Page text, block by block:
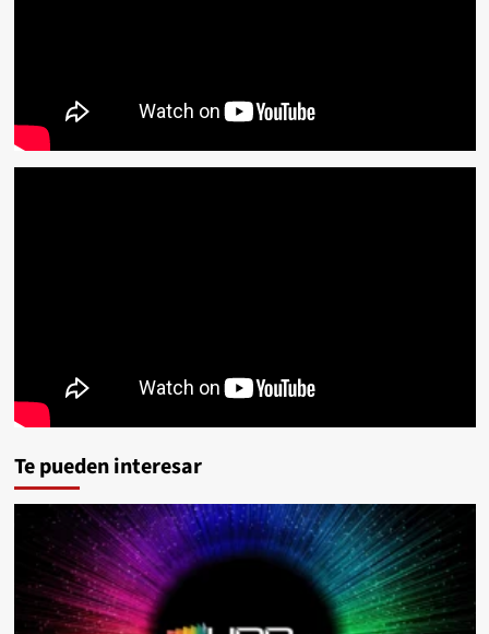
Te pueden interesar